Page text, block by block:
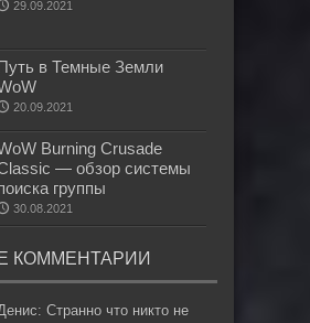
29.09.2021
в Темные Земли
20.09.2021
Burning Crusade
— обзор системы
группы
30.08.2021
КОММЕНТАРИИ
Странно что никто не